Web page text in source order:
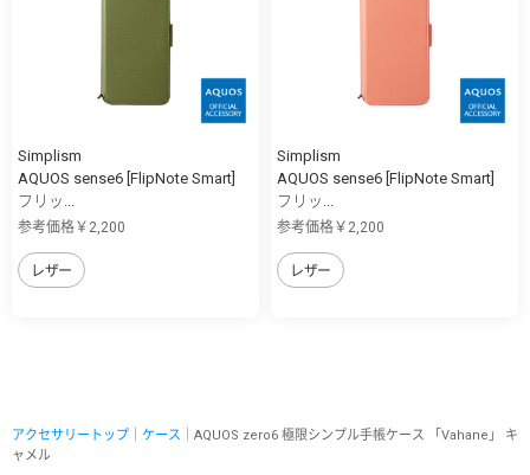
Simplism
AQUOS sense6 [FlipNote Smart]
フリッ...
参考価格￥2,200
レザー
Simplism
AQUOS sense6 [FlipNote Smart]
フリッ...
参考価格￥2,200
レザー
アクセサリートップ ケース ｜AQUOS zero6 極限シンプル手帳ケース 「Vahane」 キ
ャメル